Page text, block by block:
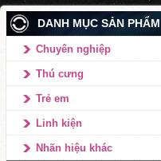
DANH MỤC SẢN PHẨM
Chuyên nghiệp
Thú cưng
Trẻ em
Linh kiện
Nhãn hiệu khác